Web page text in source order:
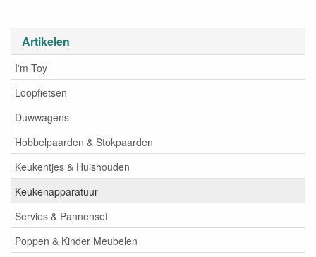
Artikelen
I'm Toy
Loopfietsen
Duwwagens
Hobbelpaarden & Stokpaarden
Keukentjes & Huishouden
Keukenapparatuur
Servies & Pannenset
Poppen & Kinder Meubelen